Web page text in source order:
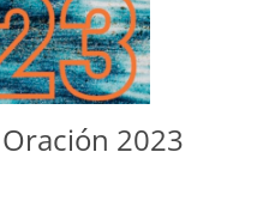
2023